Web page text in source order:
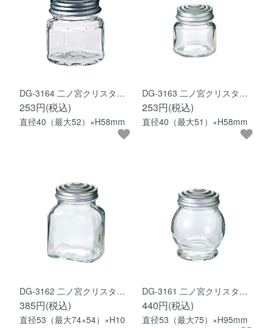
DG-3164 二ノ宮クリスタ…
253円(税込)
直径40（最大52）×H58mm
DG-3163 二ノ宮クリスタ…
253円(税込)
直径40（最大51）×H58mm
DG-3162 二ノ宮クリスタ…
385円(税込)
直径53（最大74×54）×H10
DG-3161 二ノ宮クリスタ…
440円(税込)
直径53（最大75）×H95mm